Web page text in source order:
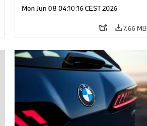
Mon Jun 08 04:10:16 CEST 2026
7.66 MB